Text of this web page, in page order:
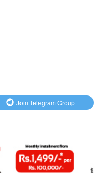
Join Telegram Group